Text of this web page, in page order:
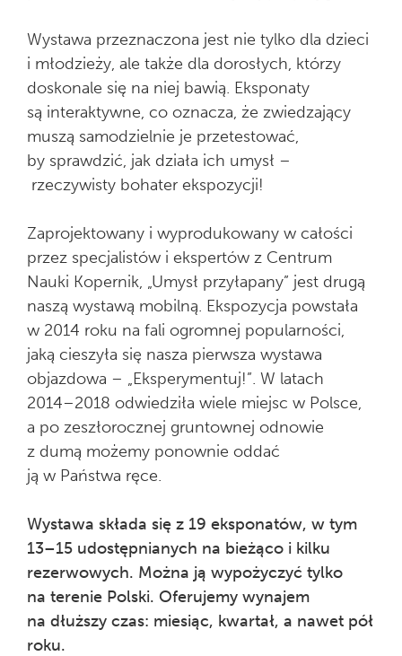
Wystawa przeznaczona jest nie tylko dla dzieci
i młodzieży, ale także dla dorosłych, którzy
doskonale się na niej bawią. Eksponaty
są interaktywne, co oznacza, że zwiedzający
muszą samodzielnie je przetestować,
by sprawdzić, jak działa ich umysł –
rzeczywisty bohater ekspozycji!
Zaprojektowany i wyprodukowany w całości
przez specjalistów i ekspertów z Centrum
Nauki Kopernik, „Umysł przyłapany” jest drugą
naszą wystawą mobilną. Ekspozycja powstała
w 2014 roku na fali ogromnej popularności,
jaką cieszyła się nasza pierwsza wystawa
objazdowa – „Eksperymentuj!”. W latach
2014–2018 odwiedziła wiele miejsc w Polsce,
a po zeszłorocznej gruntownej odnowie
z dumą możemy ponownie oddać
ją w Państwa ręce.
Wystawa składa się z 19 eksponatów, w tym
13–15 udostępnianych na bieżąco i kilku
rezerwowych. Można ją wypożyczyć tylko
na terenie Polski. Oferujemy wynajem
na dłuższy czas: miesiąc, kwartał, a nawet pół
roku.